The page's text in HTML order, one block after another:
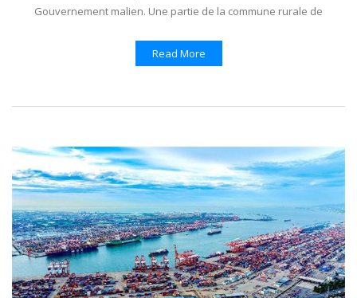
Gouvernement malien. Une partie de la commune rurale de
Read More